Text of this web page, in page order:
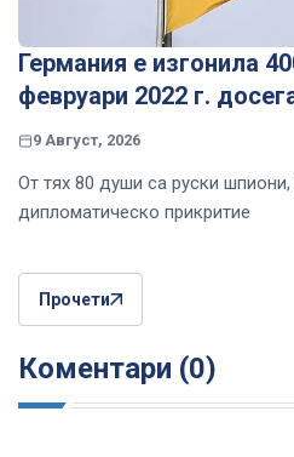
Германия е изгонила
февруари 2022 г.
9 Август, 2026
От тях 80 души са руски
дипломатическо прикритие
Прочети
Коментари (0)